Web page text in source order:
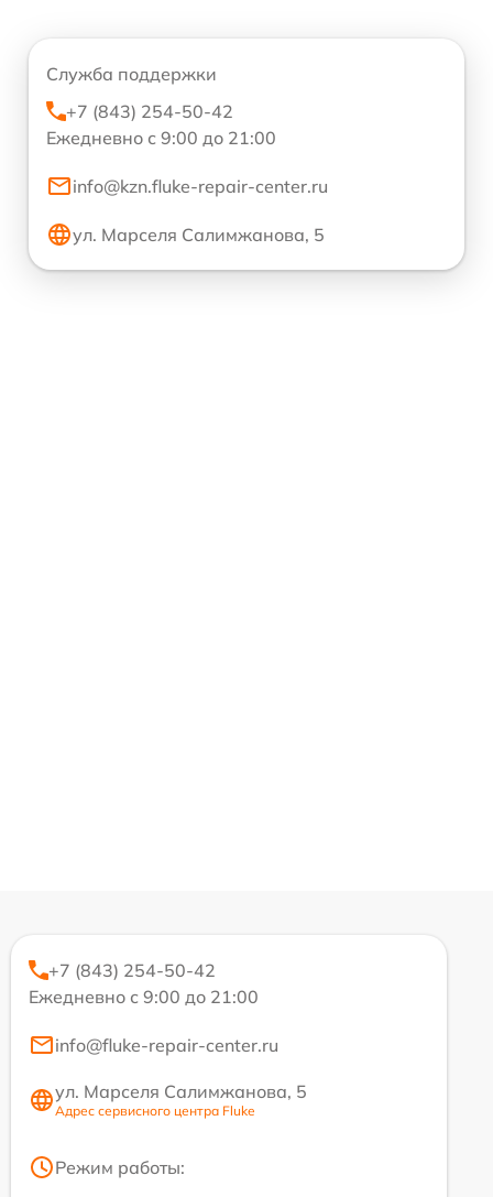
Служба поддержки
+7 (843) 254-50-42
Ежедневно с 9:00 до 21:00
info@kzn.fluke-repair-center.ru
ул. Марселя Салимжанова, 5
+7 (843) 254-50-42
Ежедневно с 9:00 до 21:00
info@fluke-repair-center.ru
ул. Марселя Салимжанова, 5
Адрес сервисного центра Fluke
Режим работы: